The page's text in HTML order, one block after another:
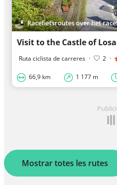
Racefietsroutes over het
Visit to the Castle of
Ruta ciclista de carreres · 2 ·
66,9 km 1 177 m
Mostrar totes les rutes